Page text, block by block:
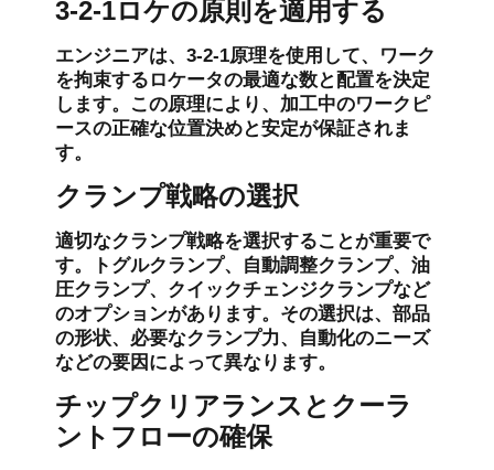
3-2-1ロケの原則を適用する
エンジニアは、3-2-1原理を使用して、ワーク
を拘束するロケータの最適な数と配置を決定
します。この原理により、加工中のワークピ
ースの正確な位置決めと安定が保証されま
す。
クランプ戦略の選択
適切なクランプ戦略を選択することが重要で
す。トグルクランプ、自動調整クランプ、油
圧クランプ、クイックチェンジクランプなど
のオプションがあります。その選択は、部品
の形状、必要なクランプ力、自動化のニーズ
などの要因によって異なります。
チップクリアランスとクーラ
ントフローの確保